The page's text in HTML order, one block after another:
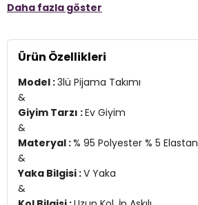
Kol Bilgisi :Uzun Kol, İp Askılı
&
Detay :
-Yumuşak dokulu kadife
-Standart uzunluk
-Belden bağlamalı sabahlıklı
Manken Ölçüsü :
60 cm / Basen : 89 cm / Beden : S
Üretim Yeri :Türkiye
2DK6095545.07
Daha fazla göster
Ürün Özellikleri
Model :3lü Pijama Takımı
&
Giyim Tarzı :Ev Giyim
&
Materyal :% 95 Polyester % 5 Elastan
&
Yaka Bilgisi :V Yaka
&